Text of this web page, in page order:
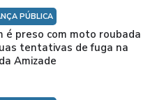
PÚBLICA
é preso com moto roubada
tentativas de fuga na
Amizade